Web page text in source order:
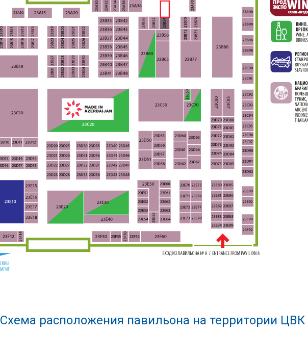
Схема расположения павильона на территории ЦВК